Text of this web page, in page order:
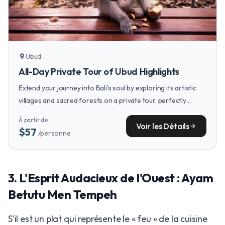
location_on Ubud
All-Day Private Tour of Ubud Highlights
Extend your journey into Bali's soul by exploring its artistic
villages and sacred forests on a private tour, perfectly
pairing with your gastronomic discoveries.
À partir de
$57 /personne
Voir les Détailsarrow_forward
3. L'Esprit Audacieux de l'Ouest : Ayam
Betutu Men Tempeh
S'il est un plat qui représente le « feu » de la cuisine